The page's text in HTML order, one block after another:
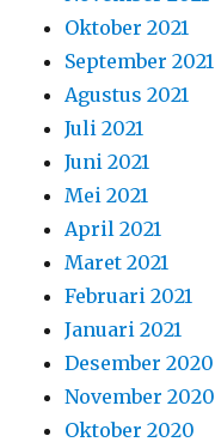
Oktober 2021
September 2021
Agustus 2021
Juli 2021
Juni 2021
Mei 2021
April 2021
Maret 2021
Februari 2021
Januari 2021
Desember 2020
November 2020
Oktober 2020